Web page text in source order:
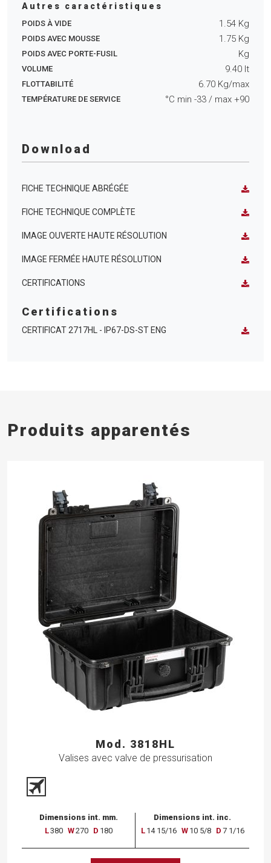
Autres caractéristiques
POIDS À VIDE 1.54 Kg
POIDS AVEC MOUSSE 1.75 Kg
POIDS AVEC PORTE-FUSIL Kg
VOLUME 9.40 lt
FLOTTABILITÉ 6.70 Kg/max
TEMPÉRATURE DE SERVICE °C min -33 / max +90
Download
FICHE TECHNIQUE ABRÉGÉE
FICHE TECHNIQUE COMPLÈTE
IMAGE OUVERTE HAUTE RÉSOLUTION
IMAGE FERMÉE HAUTE RÉSOLUTION
CERTIFICATIONS
Certifications
CERTIFICAT 2717HL - IP67-DS-ST ENG
Produits apparentés
Mod. 3818HL
Valises avec valve de pressurisation
Dimensions int. mm.
L380 W270 D 180
Dimensions int. inc.
L 14 15/16 W 10 5/8 D 7 1/16